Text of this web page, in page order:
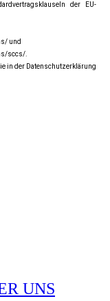
der EU-
und
sccs/.
in der Datenschutzerklärung
UNS